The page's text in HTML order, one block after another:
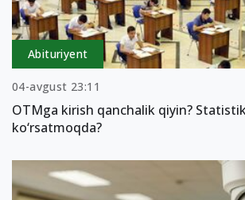
Abituriyent
04-avgust 23:11
OTMga kirish qanchalik qiyin?
ko‘rsatmoqda?